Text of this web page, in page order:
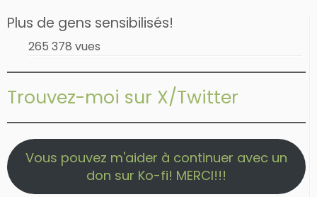
Plus de gens sensibilisés!
265 378 vues
Trouvez-moi sur X/Twitter
Vous pouvez m'aider à continuer avec un
don sur Ko-fi! MERCI!!!